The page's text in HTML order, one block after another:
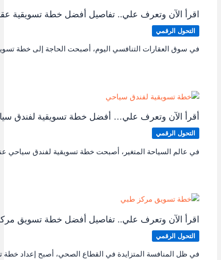
اقرأ الآن وتعرف علي.. تفاصيل أفضل خطة تسويقية
التحول الرقمي
في سوق العقارات التنافسي اليوم، أصبحت الحاجة إلى خطة
أقرأ الآن وتعرف علي… أفضل خطة تسويقية لفندق
التحول الرقمي
في عالم السياحة المتغير، أصبحت خطة تسويقية لفندق سياحي
اقرأ الآن وتعرف علي.. تفاصيل أفضل خطة تسويق
التحول الرقمي
في ظل المنافسة المتزايدة في القطاع الصحي، أصبح إعداد